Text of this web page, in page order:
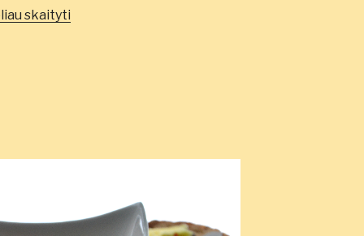
skaityti„Rajos